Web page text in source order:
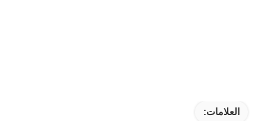
العلامات: